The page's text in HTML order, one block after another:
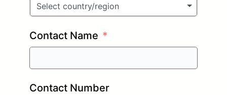
Select country/region
Contact Name
Contact Number